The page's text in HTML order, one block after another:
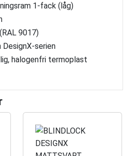
1-fack (låg)
9017)
DesignX-serien
halogenfri termoplast